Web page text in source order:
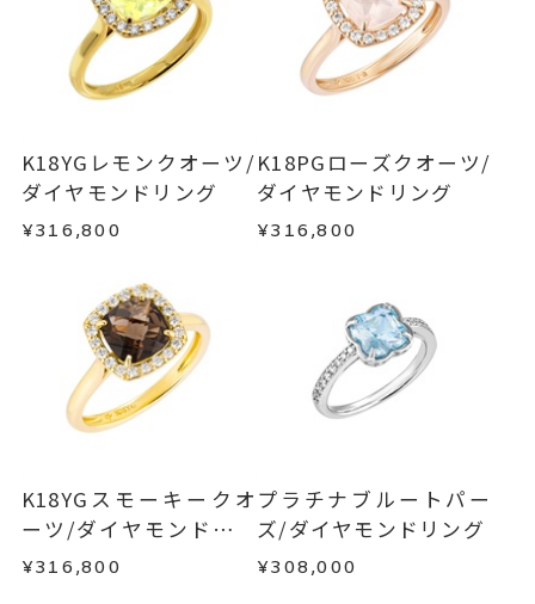
サイズ直し #7以上は±2まで可、
#6.5以下は±1まで可
モチーフ 縦：約10.6mm 横：約
リング幅 約2mm
カテゴリー
、
K18YG
カラーストーン
■お届け目安が「約1ヶ月半以内～」の商品
ご注文いただいてから在庫状況を確認いたしま
・在庫のご用意ができる場合： 約1週間～1ヶ月以
内を目安に発送いたします。
・受注生産となる場合： 商品ページに記載のある
※お急ぎの方はご注文前にお問い合わせくださ
い。事前に現在の納期状況を確認いたします。
お届け予定日はご注文から2営業日以内にメールに
わせフォームよりご連絡ください。
返品・交換以下の場合、商品の返品・交換・返金
は承りかねます。
・受注生産の商品
・お客さまのお手元で傷や汚れが発生した商品
・到着後ご連絡無く7日以上経過した商品
・刻印をお入れした商品
・販売期間が限定されている商品
・過度な交換・返品を繰り返している場合
商品の品質には万全を期しておりますが、万が一
不良品の場合、またはご注文のお品と異なる場合
は、早急に商品を交換させていただきます。
はお問い合わせフォームよりご連絡ください。
この場合の返送料は弊社にて負担いたしますの
で、着払いにてご返送ください。
詳細はこちら
K18YGレモンクオーツ/
ダイヤモンドリング
¥316,800
K18PGローズクオーツ/
ダイヤモンドリング
¥316,800
K18YGスモーキークオ
ーツ/ダイヤモンドリン
グ
¥316,800
プラチナブルートパー
ズ/ダイヤモンドリング
¥308,000